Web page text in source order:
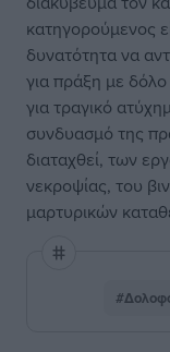
κατηγορούμενος
δυνατότητα να
για πράξη με
για τραγικό
συνδυασμό της
διαταχθεί, των
νεκροψίας, του
μαρτυρικών